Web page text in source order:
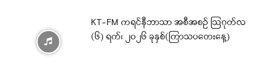
KT-FM ကရင်နီဘာသာ အစီအစဉ် ဩဂုတ်လ
(၆) ရက်၊ ၂၀၂၆ ခုနှစ်(ကြာသပတေးနေ့)